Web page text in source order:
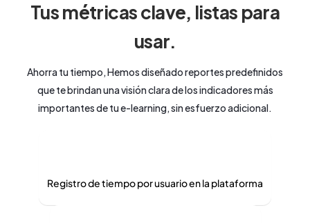
Tus métricas clave, listas para
usar.
Ahorra tu tiempo, Hemos diseñado reportes predefinidos
que te brindan una visión clara de los indicadores más
importantes de tu e-learning, sin esfuerzo adicional.
Registro de tiempo por usuario en la plataforma